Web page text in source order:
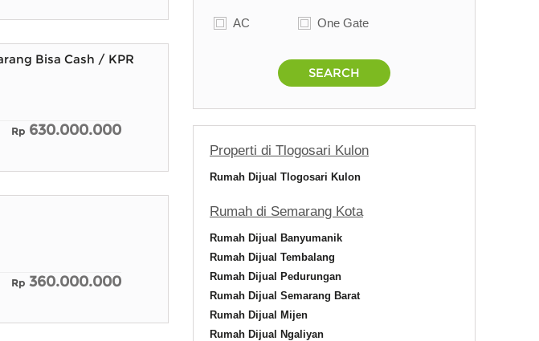
Bisa Cash / KPR
Rp 630.000.000
Rp 360.000.000
AC One Gate
SEARCH
Properti di Tlogosari Kulon
Rumah Dijual Tlogosari Kulon
Rumah di Semarang Kota
Rumah Dijual Banyumanik
Rumah Dijual Tembalang
Rumah Dijual Pedurungan
Rumah Dijual Semarang Barat
Rumah Dijual Mijen
Rumah Dijual Ngaliyan